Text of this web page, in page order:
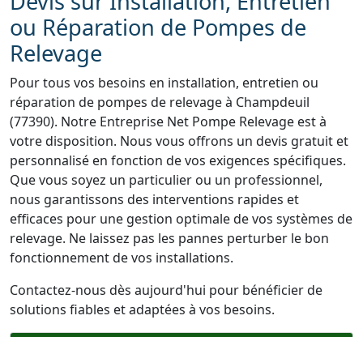
ou Réparation de Pompes de
Relevage
Pour tous vos besoins en installation, entretien ou
réparation de pompes de relevage à Champdeuil
(77390). Notre Entreprise Net Pompe Relevage est à
votre disposition. Nous vous offrons un devis gratuit et
personnalisé en fonction de vos exigences spécifiques.
Que vous soyez un particulier ou un professionnel,
nous garantissons des interventions rapides et
efficaces pour une gestion optimale de vos systèmes de
relevage. Ne laissez pas les pannes perturber le bon
fonctionnement de vos installations.
Contactez-nous dès aujourd'hui pour bénéficier de
solutions fiables et adaptées à vos besoins.